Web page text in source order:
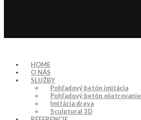
HOME
O NÁS
SLUŽBY
Pohľadový betón imitácia
Pohľadový betón ošetrovanie
Imitácia dreva
Sculptural 3D